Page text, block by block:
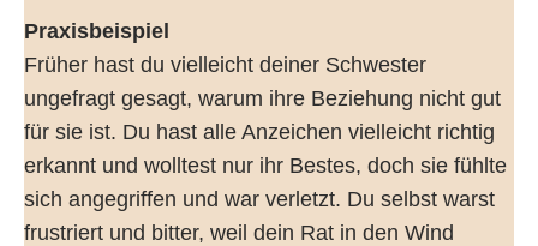
Praxisbeispiel
Früher hast du vielleicht deiner Schwester
ungefragt gesagt, warum ihre Beziehung nicht gut
für sie ist. Du hast alle Anzeichen vielleicht richtig
erkannt und wolltest nur ihr Bestes, doch sie fühlte
sich angegriffen und war verletzt. Du selbst warst
frustriert und bitter, weil dein Rat in den Wind